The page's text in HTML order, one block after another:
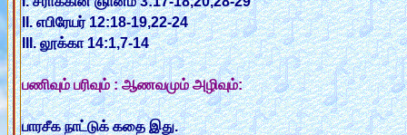
II. எபிரேயர் 12:18-19,22-24
III. லூக்கா 14:1,7-14
பணிவும் பரிவும் : ஆணவமும் அழிவும்:
பாரசீக நாட்டுக் கதை இது.